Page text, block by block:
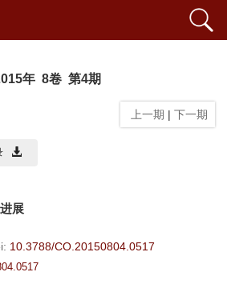
年 8卷 第4期
上一期 | 下一期
展
10.3788/CO.20150804.0517